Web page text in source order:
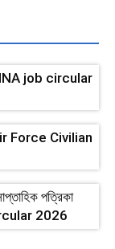
BINA job circular
Air Force Civilian
পত্রিকা
2026